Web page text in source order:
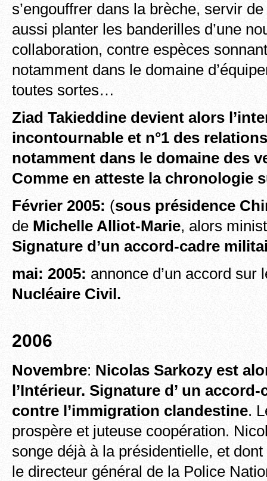
s’engouffrer dans la brèche, servir
aussi planter les banderilles d’une
collaboration, contre espèces
notamment dans le domaine
toutes sortes…
Ziad Takieddine devient alors
incontournable et n°1 des
notamment dans le domaine des
Comme en atteste la chronologie
Février 2005: (sous présidence
de Michelle Alliot-Marie, alors
Signature d’un accord-cadre
mai: 2005: annonce d’un accord sur
Nucléaire Civil.
2006
Novembre: Nicolas Sarkozy est
l’Intérieur. Signature d’ un
contre l’immigration clandestine.
prospère et juteuse coopération.
songe déjà à la présidentielle, et
le directeur général de la Police